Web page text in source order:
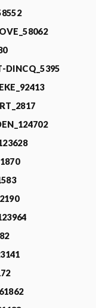
DINCQ_5395